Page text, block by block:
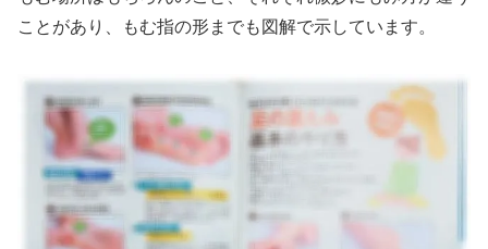
ことがあり、もむ指の形までも図解で示しています。